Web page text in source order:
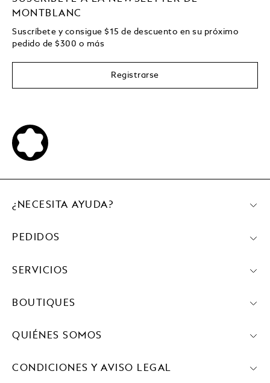
MONTBLANC
Suscríbete y consigue $15 de descuento en su próximo
pedido de $300 o más
Registrarse
¿NECESITA AYUDA?
PEDIDOS
SERVICIOS
BOUTIQUES
QUIÉNES SOMOS
CONDICIONES Y AVISO LEGAL